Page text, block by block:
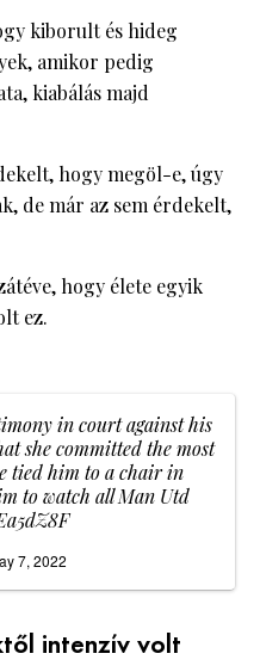
kiborult és hideg
amikor pedig
kiabálás majd
hogy megöl-e, úgy
de már az sem érdekelt,
hogy élete egyik
ez.
in court against his
she committed the most
tied him to a chair in
to watch all Man Utd
7, 2022
intenzív volt